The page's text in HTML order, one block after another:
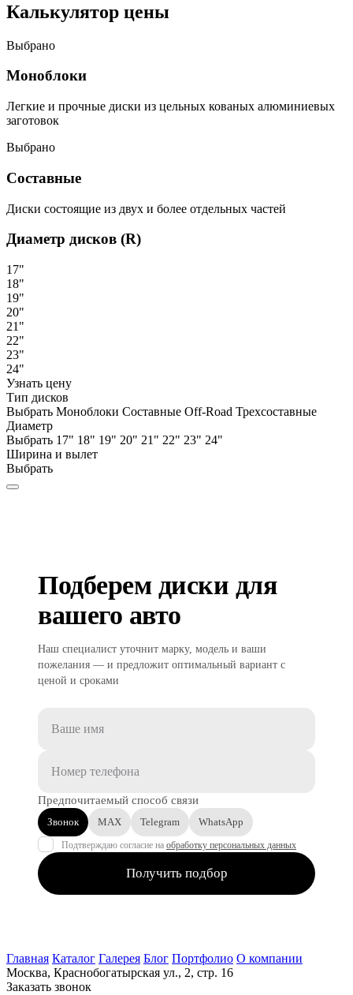
Калькулятор цены
Выбрано
Моноблоки
Легкие и прочные диски из цельных кованых алюминиевых
заготовок
Выбрано
Составные
Диски состоящие из двух и более отдельных частей
Диаметр дисков (R)
17"
18"
19"
20"
21"
22"
23"
24"
Узнать цену
Тип дисков
Выбрать Моноблоки Составные Off-Road Трехсоставные
Диаметр
Выбрать 17" 18" 19" 20" 21" 22" 23" 24"
Ширина и вылет
Выбрать
Подберем диски для
вашего авто
Наш специалист уточнит марку, модель и ваши
пожелания — и предложит оптимальный вариант с
ценой и сроками
Предпочитаемый способ связи
Звонок MAX Telegram WhatsApp
Подтверждаю согласие на обработку персональных данных
Получить подбор
Главная Каталог Галерея Блог Портфолио О компании
Москва, Краснобогатырская ул., 2, стр. 16
Заказать звонок